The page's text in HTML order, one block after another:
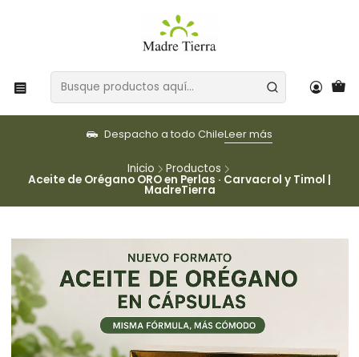
Despacho a todo ChileLeer más
Inicio Productos
Aceite de Orégano ORO en Perlas · Carvacrol y Timol |
MadreTierra